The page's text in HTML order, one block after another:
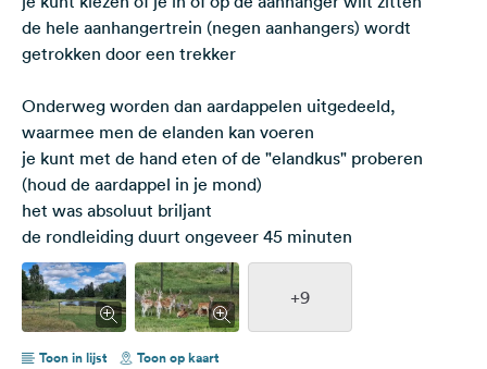
de hele aanhangertrein (negen aanhangers) wordt
getrokken door een trekker
Onderweg worden dan aardappelen uitgedeeld,
waarmee men de elanden kan voeren
je kunt met de hand eten of de "elandkus" proberen
(houd de aardappel in je mond)
het was absoluut briljant
de rondleiding duurt ongeveer 45 minuten
+9
Toon in lijst Toon op kaart